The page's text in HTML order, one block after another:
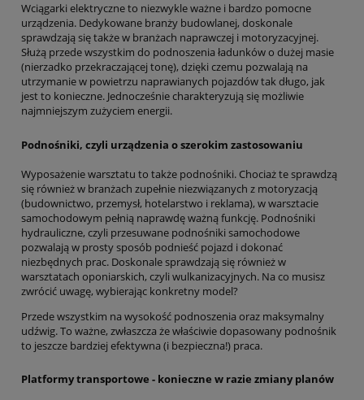
Wciągarki elektryczne to niezwykle ważne i bardzo pomocne
urządzenia. Dedykowane branży budowlanej, doskonale
sprawdzają się także w branżach naprawczej i motoryzacyjnej.
Służą przede wszystkim do podnoszenia ładunków o dużej masie
(nierzadko przekraczającej tonę), dzięki czemu pozwalają na
utrzymanie w powietrzu naprawianych pojazdów tak długo, jak
jest to konieczne. Jednocześnie charakteryzują się możliwie
najmniejszym zużyciem energii.
Podnośniki, czyli urządzenia o szerokim zastosowaniu
Wyposażenie warsztatu to także podnośniki. Chociaż te sprawdzą
się również w branżach zupełnie niezwiązanych z motoryzacją
(budownictwo, przemysł, hotelarstwo i reklama), w warsztacie
samochodowym pełnią naprawdę ważną funkcję. Podnośniki
hydrauliczne, czyli przesuwane podnośniki samochodowe
pozwalają w prosty sposób podnieść pojazd i dokonać
niezbędnych prac. Doskonale sprawdzają się również w
warsztatach oponiarskich, czyli wulkanizacyjnych. Na co musisz
zwrócić uwagę, wybierając konkretny model?
Przede wszystkim na wysokość podnoszenia oraz maksymalny
udźwig. To ważne, zwłaszcza że właściwie dopasowany podnośnik
to jeszcze bardziej efektywna (i bezpieczna!) praca.
Platformy transportowe - konieczne w razie zmiany planów